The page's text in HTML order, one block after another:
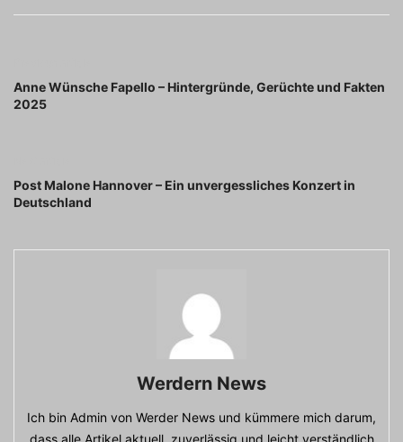
Anne Wünsche Fapello – Hintergründe, Gerüchte und Fakten
2025
Post Malone Hannover – Ein unvergessliches Konzert in
Deutschland
Werdern News
Ich bin Admin von Werder News und kümmere mich darum,
dass alle Artikel aktuell, zuverlässig und leicht verständlich